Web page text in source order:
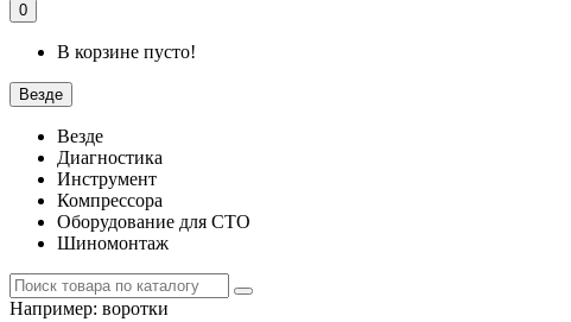
0
В корзине пусто!
Везде
Везде
Диагностика
Инструмент
Компрессора
Оборудование для СТО
Шиномонтаж
Например: воротки